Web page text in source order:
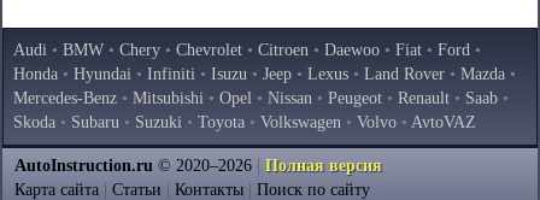
Audi • BMW • Chery • Chevrolet • Citroen • Daewoo • Fiat • Ford •
Honda • Hyundai • Infiniti • Isuzu • Jeep • Lexus • Land Rover • Mazda •
Mercedes-Benz • Mitsubishi • Opel • Nissan • Peugeot • Renault • Saab •
Skoda • Subaru • Suzuki • Toyota • Volkswagen • Volvo • AvtoVAZ
AutoInstruction.ru © 2020–2026
Полная версия
Карта сайта
Статьи Контакты Поиск по сайту